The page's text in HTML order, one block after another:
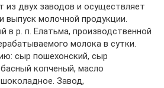
из двух заводов и осуществляет
выпуск молочной продукции.
в р. п. Елатьма, производственной
молока в сутки.
сыр пошехонский, сыр
копченый, масло
Завод,